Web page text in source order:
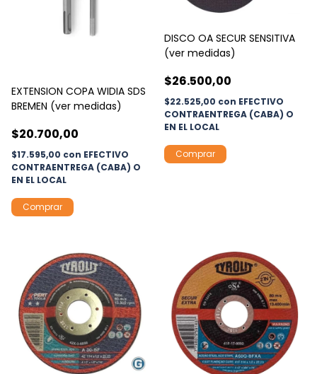
EXTENSION COPA WIDIA SDS
BREMEN (ver medidas)
$20.700,00
$17.595,00 con EFECTIVO
CONTRAENTREGA (CABA) O
EN EL LOCAL
Comprar
DISCO OA SECUR SENSITIVA
(ver medidas)
$26.500,00
$22.525,00 con EFECTIVO
CONTRAENTREGA (CABA) O
EN EL LOCAL
Comprar